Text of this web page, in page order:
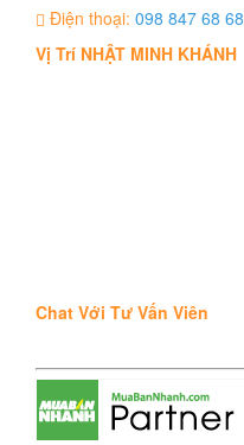
Điện thoại: 098 847 68 68
Vị Trí NHẬT MINH KHÁNH
Chat Với Tư Vấn Viên